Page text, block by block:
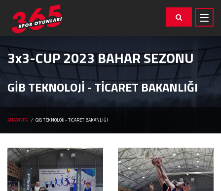
3x3-CUP 2023 BAHAR SEZONU
GİB TEKNOLOJİ - TİCARET BAKANLIĞI
ANASAYFA GİB TEKNOLOJİ - TİCARET BAKANLIĞI